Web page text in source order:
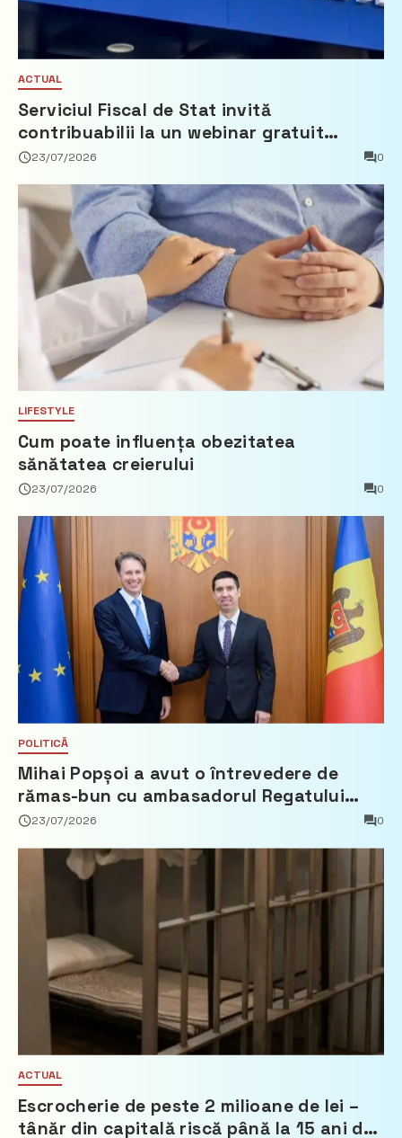
ACTUAL
Serviciul Fiscal de Stat invită
contribuabilii la un webinar gratuit
privind calculul impozitului pe bunurile
23/07/2026 0
LIFESTYLE
Cum poate influența obezitatea
sănătatea creierului
23/07/2026 0
POLITICĂ
Mihai Popșoi a avut o întrevedere de
rămas-bun cu ambasadorul Regatului
Țărilor de Jos, Fred Duijn
23/07/2026 0
ACTUAL
Escrocherie de peste 2 milioane de lei –
tânăr din capitală riscă până la 15 ani de